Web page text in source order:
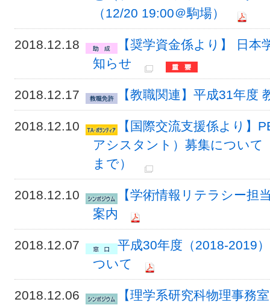
（12/20 19:00＠駒場）
2018.12.18
【奨学資金係より】 日
知らせ
2018.12.17 【教職関連】平成31年度
2018.12.10
【国際交流支援係より】
アシスタント）募集について
まで）
2018.12.10
【学術情報リテラシー担
案内
2018.12.07
平成30年度（2018-2019
ついて
2018.12.06
【理学系研究科物理事務